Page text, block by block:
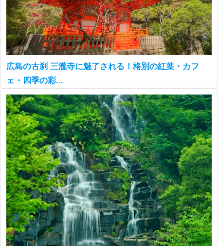
広島の古刹 三瀧寺に魅了される！格別の紅葉・カフ
ェ・四季の彩...